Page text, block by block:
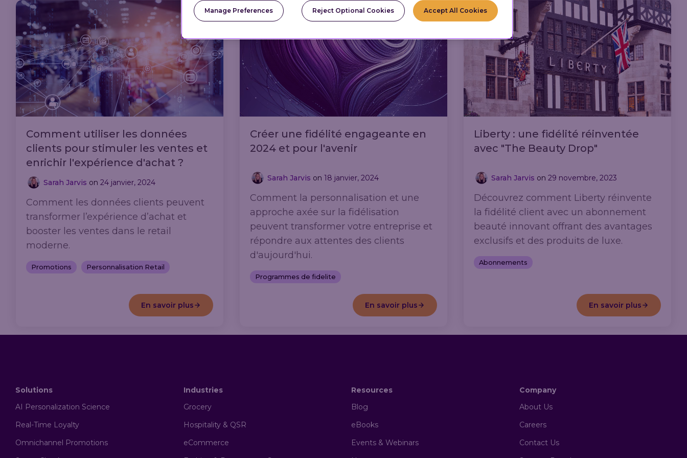
Comment utiliser les données
clients pour stimuler les ventes et
enrichir l'expérience d'achat ?
Sarah Jarvis on 24 janvier, 2024
Comment les données clients peuvent
transformer l’expérience d’achat et
booster les ventes dans le retail
moderne.
Promotions Personnalisation Retail
En savoir plus
Créer une fidélité engageante en
2024 et pour l'avenir
Sarah Jarvis on 18 janvier, 2024
Comment la personnalisation et une
approche axée sur la fidélisation
peuvent transformer votre entreprise et
répondre aux attentes des clients
d'aujourd'hui.
Programmes de fidelite
En savoir plus
Liberty : une fidélité réinventée
avec "The Beauty Drop"
Sarah Jarvis on 29 novembre, 2023
Découvrez comment Liberty réinvente
la fidélité client avec un abonnement
beauté innovant offrant des avantages
exclusifs et des produits de luxe.
Abonnements
En savoir plus
Solutions
AI Personalization Science
Real-Time Loyalty
Omnichannel Promotions
Industries
Grocery
Hospitality & QSR
eCommerce
Resources
Blog
eBooks
Events & Webinars
Company
About Us
Careers
Contact Us
Manage Preferences Reject Optional Cookies Accept All Cookies